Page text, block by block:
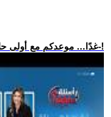
.. غدًا... موعدكم مع أولى حلقات برنامج -أسئلة حارقة-!